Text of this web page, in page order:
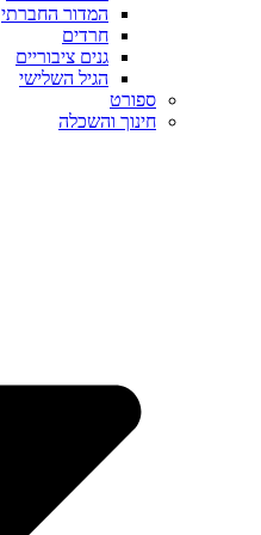
המדור החברתי
חרדים
גנים ציבוריים
הגיל השלישי
ספורט
חינוך והשכלה